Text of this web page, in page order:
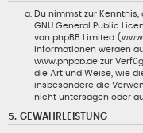
Du nimmst zur Kenntnis,
GNU General Public
von phpBB Limited
Informationen werden
www.phpbb.de zur
die Art und Weise, wie
insbesondere die
nicht untersagen oder
5. GEWÄHRLEISTUNG